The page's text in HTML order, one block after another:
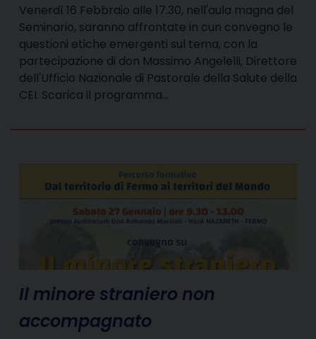
Venerdì 16 Febbraio alle 17.30, nell'aula magna del
Seminario, saranno affrontate in cun convegno le
questioni etiche emergenti sul tema, con la
partecipazione di don Massimo Angelelli, Direttore
dell'Ufficio Nazionale di Pastorale della Salute della
CEI. Scarica il programma…
Il minore straniero non
accompagnato